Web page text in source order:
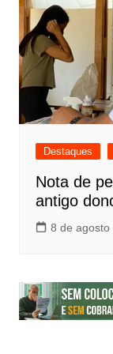
Destaques
Nota de
antigo
8 de agosto